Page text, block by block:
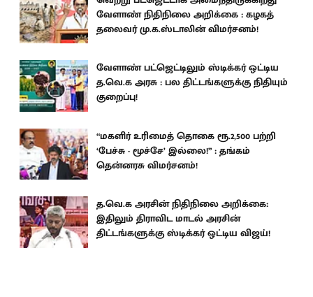
வேளாண் நிதிநிலை அறிக்கை : கழகத்
தலைவர் மு.க.ஸ்டாலின் விமர்சனம்!
வேளாண் பட்ஜெட்டிலும் ஸ்டிக்கர் ஒட்டிய
த.வெ.க அரசு : பல திட்டங்களுக்கு நிதியும்
குறைப்பு!
“மகளிர் உரிமைத் தொகை ரூ.2,500 பற்றி
‘பேச்சு - மூச்சே’ இல்லை!” : தங்கம்
தென்னரசு விமர்சனம்!
த.வெ.க அரசின் நிதிநிலை அறிக்கை:
இதிலும் திராவிட மாடல் அரசின்
திட்டங்களுக்கு ஸ்டிக்கர் ஒட்டிய விஜய்!